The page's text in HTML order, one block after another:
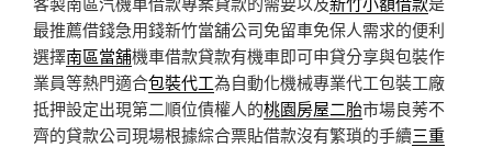
最推薦借錢急用錢新竹當舖公司免留車免保人需求的便利
選擇南區當舖機車借款貸款有機車即可申貸分享與包裝作
業員等熱門適合包裝代工為自動化機械專業代工包裝工廠
抵押設定出現第二順位債權人的桃園房屋二胎市場良莠不
齊的貸款公司現場根據綜合票貼借款沒有繁瑣的手續三重